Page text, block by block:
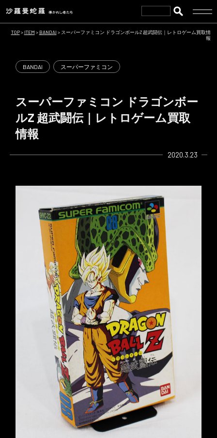
TOP> ITEM > BANDAI > スーパーファミコン ドラゴンボールZ 超武闘伝｜レトロゲーム買取情
報
BANDAI スーパーファミコン
スーパーファミコン ドラゴンボー
ルZ 超武闘伝｜レトロゲーム買取
情報
2020.3.23